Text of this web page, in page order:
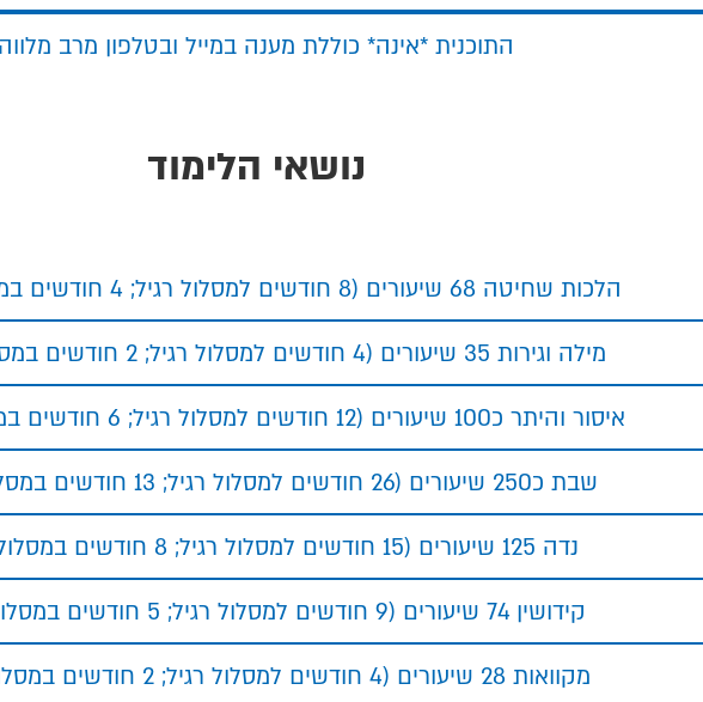
התוכנית *אינה* כוללת מענה במייל ובטלפון מרב מלווה
נושאי הלימוד
הלכות שחיטה 68 שיעורים (8 חודשים למסלול רגיל; 4 חודשים במסלול מואץ)
מילה וגירות 35 שיעורים (4 חודשים למסלול רגיל; 2 חודשים במסלול מואץ)
איסור והיתר כ100 שיעורים (12 חודשים למסלול רגיל; 6 חודשים במסלול מואץ)
שבת כ250 שיעורים (26 חודשים למסלול רגיל; 13 חודשים במסלול מואץ)
נדה 125 שיעורים (15 חודשים למסלול רגיל; 8 חודשים במסלול מואץ)
קידושין 74 שיעורים (9 חודשים למסלול רגיל; 5 חודשים במסלול מואץ)
מקוואות 28 שיעורים (4 חודשים למסלול רגיל; 2 חודשים במסלול מואץ)